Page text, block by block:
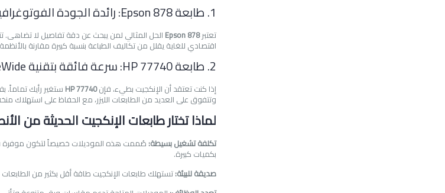
1. طابعة Epson 878: رائدة الجودة الفوتوغرافية
تعتبرEpson 878 الحل المثالي لمن يبحث عن دقة تفاصيل لا تضاهى.
اقتصادي للغاية يقلل من تكاليف الطباعة بنسبة كبيرة مقارنة
2. طابعة HP 77740: سرعة فائقة بتقنية PageWide
إذا كنت تعتقد أن الإنكجيت بطيء، فإنHP 77740 ستغير رأيك تماماً.
وتتفوق على العديد من الطابعات الليزر، مع الحفاظ على استهلاك
لماذا تختار طابعات الإنكجيت الحديثة من
تكلفة تشغيل بسيطة: صُممت هذه الموديلات خصيصاً لتكون موفرة في
بكميات كبيرة.
صديقة للبيئة:تستهلك طابعات الإنكجيت طاقة أقل بكثير من الطابعات